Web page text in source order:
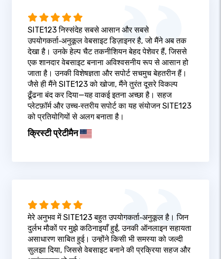
SITE123 निस्संदेह सबसे आसान और सबसे
उपयोगकर्ता‑अनुकूल वेबसाइट डिज़ाइनर है, जो मैंने अब तक
देखा है। उनके हेल्प चैट तकनीशियन बेहद पेशेवर हैं, जिससे
एक शानदार वेबसाइट बनाना अविश्वसनीय रूप से आसान हो
जाता है। उनकी विशेषज्ञता और सपोर्ट सचमुच बेहतरीन हैं।
जैसे ही मैंने SITE123 को खोजा, मैंने तुरंत दूसरे विकल्प
ढूँढना बंद कर दिया—यह वाकई इतना अच्छा है। सहज
प्लेटफ़ॉर्म और उच्च‑स्तरीय सपोर्ट का यह संयोजन SITE123
को प्रतियोगियों से अलग बनाता है।
क्रिस्टी प्रेटीमैन
मेरे अनुभव में SITE123 बहुत उपयोगकर्ता‑अनुकूल है। जिन
दुर्लभ मौकों पर मुझे कठिनाइयाँ हुईं, उनकी ऑनलाइन सहायता
असाधारण साबित हुई। उन्होंने किसी भी समस्या को जल्दी
सुलझा दिया, जिससे वेबसाइट बनाने की प्रक्रिया सहज और